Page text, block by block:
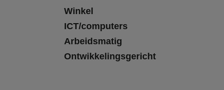
Winkel
ICT/computers
Arbeidsmatig
Ontwikkelingsgericht